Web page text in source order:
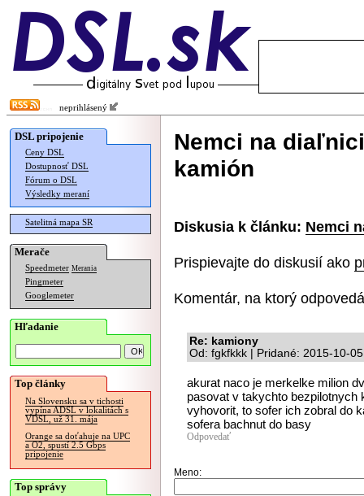
neprihlásený
DSL pripojenie
Ceny DSL
Dostupnosť DSL
Fórum o DSL
Výsledky meraní
Satelitná mapa SR
Merače
Speedmeter Merania
Pingmeter
Googlemeter
Hľadanie
Top články
Na Slovensku sa v tichosti
vypína ADSL v lokalitách s
VDSL, už 31. mája
Orange sa doťahuje na UPC
a O2, spustí 2.5 Gbps
pripojenie
Top správy
Nemci na
kamión
Diskusia k článku: Nemci
Prispievajte do diskusií ako
Komentár, na ktorý
Re: kamiony
Od: fgkfkkk | Pridané: 2015-10-
akurat naco je merkelke milion
pasovat v takychto bezpilotnych
vyhovorit, to sofer ich zobral do
sofera bachnut do basy
Odpovedať
Meno: